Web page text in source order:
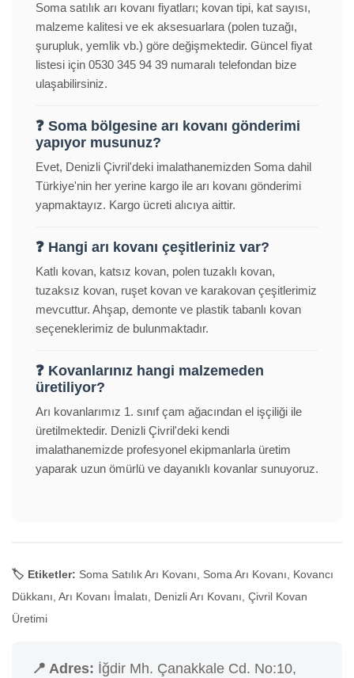
Soma satılık arı kovanı fiyatları; kovan tipi, kat sayısı,
malzeme kalitesi ve ek aksesuarlara (polen tuzağı,
şurupluk, yemlik vb.) göre değişmektedir. Güncel fiyat
listesi için 0530 345 94 39 numaralı telefondan bize
ulaşabilirsiniz.
❓ Soma bölgesine arı kovanı gönderimi
yapıyor musunuz?
Evet, Denizli Çivril'deki imalathanemizden Soma dahil
Türkiye'nin her yerine kargo ile arı kovanı gönderimi
yapmaktayız. Kargo ücreti alıcıya aittir.
❓ Hangi arı kovanı çeşitleriniz var?
Katlı kovan, katsız kovan, polen tuzaklı kovan,
tuzaksız kovan, ruşet kovan ve karakovan çeşitlerimiz
mevcuttur. Ahşap, demonte ve plastik tabanlı kovan
seçeneklerimiz de bulunmaktadır.
❓ Kovanlarınız hangi malzemeden
üretiliyor?
Arı kovanlarımız 1. sınıf çam ağacından el işçiliği ile
üretilmektedir. Denizli Çivril'deki kendi
imalathanemizde profesyonel ekipmanlarla üretim
yaparak uzun ömürlü ve dayanıklı kovanlar sunuyoruz.
🏷️ Etiketler: Soma Satılık Arı Kovanı, Soma Arı Kovanı, Kovancı
Dükkanı, Arı Kovanı İmalatı, Denizli Arı Kovanı, Çivril Kovan
Üretimi
📍 Adres: İğdir Mh. Çanakkale Cd. No:10,